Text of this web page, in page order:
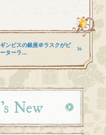
ギンビスの銀座＠ラスクがピ
ーターラ…